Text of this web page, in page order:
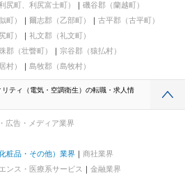
尻町、利尻富士町）
磯谷郡（蘭越町）
町） 爾志郡（乙部町）
古平郡（古平町）
町）
礼文郡（礼文町）
郡（壮瞥町）
宗谷郡（猿払村）
村） 島牧郡（島牧村）
ティ（電気・空調衛生）の転職・求人情
広告・メディア業界
粧品・その他）業界
商社業界
ンス・医療系サービス
金融業界